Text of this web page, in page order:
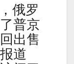
俄罗
普京
出售
道